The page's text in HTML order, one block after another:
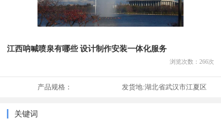
江西呐喊喷泉有哪些 设计制作安装一体化服务
浏览次数： 266次
产品规格： 发货地:湖北省武汉市江夏区
关键词